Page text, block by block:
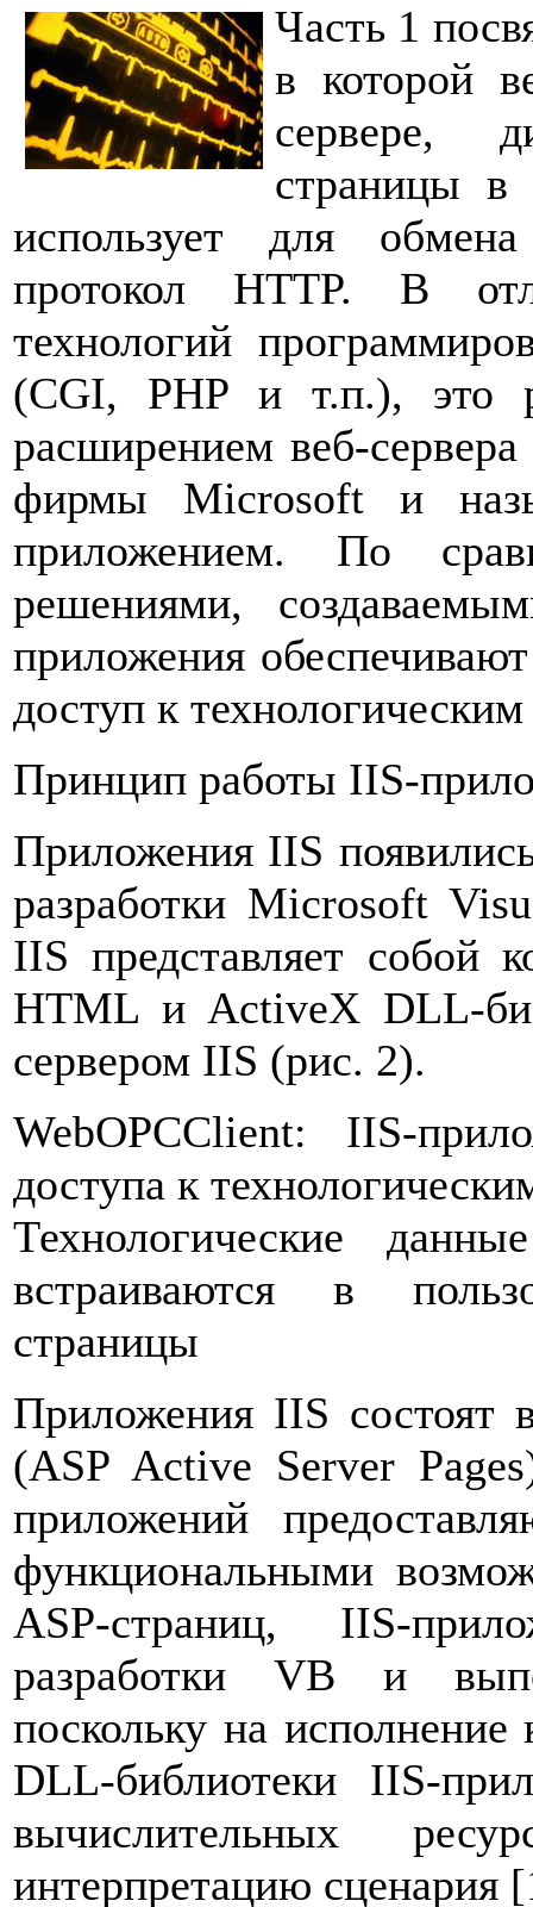
Часть 1
в которой
сервере,
страницы в
использует для
протокол HTTP. В
технологий
(CGI, PHP и т.п.), это
расширением веб-
фирмы Microsoft и
приложением. По
решениями,
приложения
доступ к
Принцип работы IIS-
Приложения IIS
разработки Microsoft
IIS представляет собой
HTML и ActiveX DLL-
сервером IIS (рис. 2).
WebOPCClient: IIS-
доступа к
Технологические
встраиваются в
страницы
Приложения IIS состоят
(ASP Active Server
приложений
функциональными
ASP-страниц, IIS-
разработки VB и
поскольку на
DLL-библиотеки IIS-
вычислительных
интерпретацию сценария